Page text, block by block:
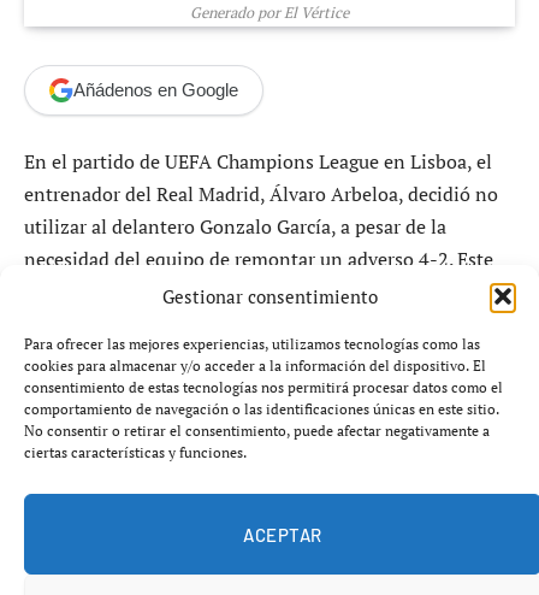
Gestionar consentimiento
Para ofrecer las mejores experiencias, utilizamos tecnologías como las
cookies para almacenar y/o acceder a la información del dispositivo. El
consentimiento de estas tecnologías nos permitirá procesar datos como el
comportamiento de navegación o las identificaciones únicas en este sitio.
No consentir o retirar el consentimiento, puede afectar negativamente a
ciertas características y funciones.
ACEPTAR
Generado por El Vértice
Añádenos en Google
En el partido de UEFA Champions League en Lisboa, el
entrenador del Real Madrid, Álvaro Arbeloa, decidió no
utilizar al delantero Gonzalo García, a pesar de la
necesidad del equipo de remontar un adverso 4-2. Este
hecho ha suscitado diversas preguntas sobre su ausencia
ineficaz, cayendo de la quinta a la novena posición del
grupo.
Gonzalo, que había disputado 90 minutos en su debut
bajo la dirección de Arbeloa, ha visto como su tiempo de